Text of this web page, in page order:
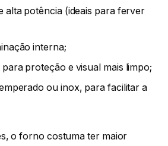
alta potência (ideais para ferver
interna;
proteção e visual mais limpo;
ou inox, para facilitar a
o forno costuma ter maior